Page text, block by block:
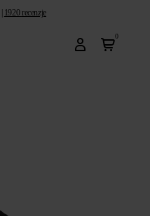
| 1920 recenzje
0